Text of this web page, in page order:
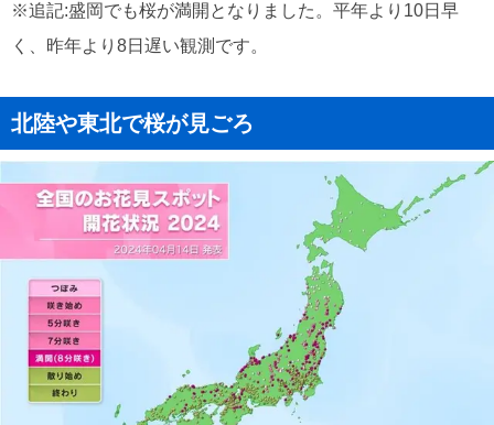
※追記:盛岡でも桜が満開となりました。平年より10日早
く、昨年より8日遅い観測です。
北陸や東北で桜が見ごろ